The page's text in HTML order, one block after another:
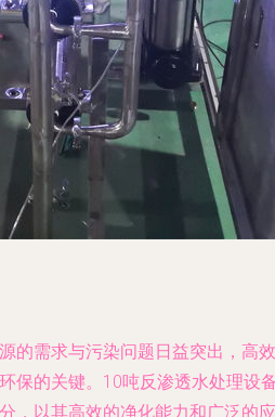
的需求与污染问题日益突出，高效
保的关键。10吨反渗透水处理设
，以其高效的净化能力和广泛的应